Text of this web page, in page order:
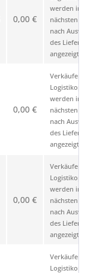
0,00 €
werden im
nächsten
nach
des
angezeigt.
0,00 €
Verkäufer
werden im
nächsten
nach
des
angezeigt.
0,00 €
Verkäufer
werden im
nächsten
nach
des
angezeigt.
Verkäufer